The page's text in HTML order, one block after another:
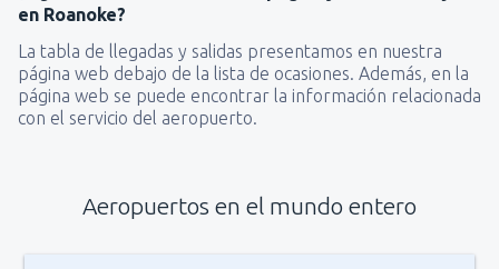
en Roanoke?
La tabla de llegadas y salidas presentamos en nuestra
página web debajo de la lista de ocasiones. Además, en la
página web se puede encontrar la información relacionada
con el servicio del aeropuerto.
Aeropuertos en el mundo entero